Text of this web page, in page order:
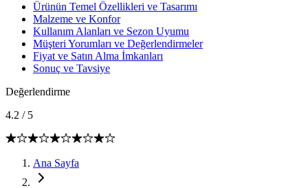
Ürünün Temel Özellikleri ve Tasarımı
Malzeme ve Konfor
Kullanım Alanları ve Sezon Uyumu
Müşteri Yorumları ve Değerlendirmeler
Fiyat ve Satın Alma İmkanları
Sonuç ve Tavsiye
Değerlendirme
4.2 / 5
Ana Sayfa